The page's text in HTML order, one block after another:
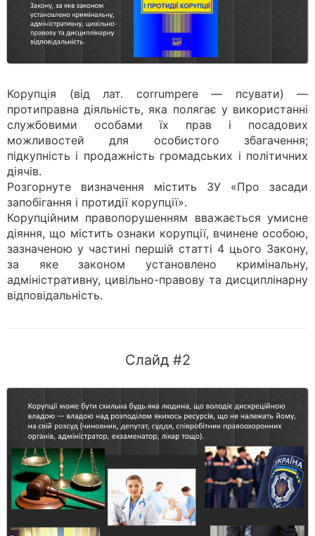
Корупція (від лат. corrumpere — псувати) —
протиправна діяльність, яка полягає у використанні
службовими особами їх прав і посадових
можливостей для особистого збагачення;
підкупність і продажність громадських і політичних
діячів.
Розгорнуте визначення містить ЗУ «Про засади
запобігання і протидії корупції».
Корупційним правопорушенням вважається умисне
діяння, що містить ознаки корупції, вчинене особою,
зазначеною у частині першій статті 4 цього Закону,
за яке законом установлено кримінальну,
адміністративну, цивільно-правову та дисциплінарну
відповідальність.
Слайд #2